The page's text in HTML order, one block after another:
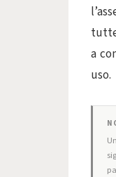
a
uso.